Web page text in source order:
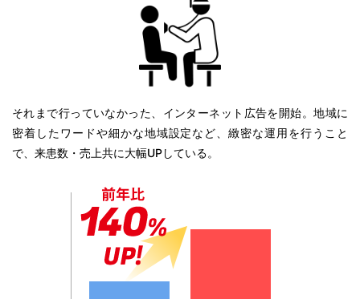
それまで行っていなかった、インターネット広告を開始。地域に
密着したワードや細かな地域設定など、緻密な運用を行うこと
で、来患数・売上共に大幅UPしている。